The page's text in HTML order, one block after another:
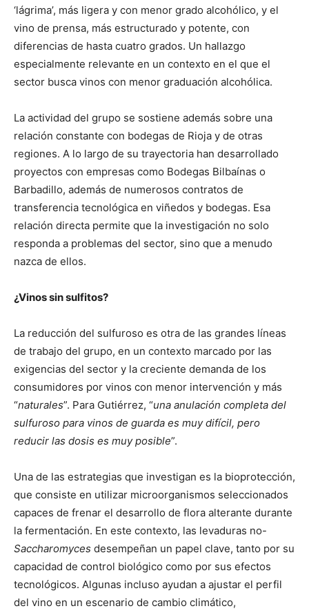
‘lágrima’, más ligera y con menor grado alcohólico, y el
vino de prensa, más estructurado y potente, con
diferencias de hasta cuatro grados. Un hallazgo
especialmente relevante en un contexto en el que el
sector busca vinos con menor graduación alcohólica.
La actividad del grupo se sostiene además sobre una
relación constante con bodegas de Rioja y de otras
regiones. A lo largo de su trayectoria han desarrollado
proyectos con empresas como Bodegas Bilbaínas o
Barbadillo, además de numerosos contratos de
transferencia tecnológica en viñedos y bodegas. Esa
relación directa permite que la investigación no solo
responda a problemas del sector, sino que a menudo
nazca de ellos.
¿Vinos sin sulfitos?
La reducción del sulfuroso es otra de las grandes líneas
de trabajo del grupo, en un contexto marcado por las
exigencias del sector y la creciente demanda de los
consumidores por vinos con menor intervención y más
“naturales”. Para Gutiérrez, “una anulación completa del
sulfuroso para vinos de guarda es muy difícil, pero
reducir las dosis es muy posible”.
Una de las estrategias que investigan es la bioprotección,
que consiste en utilizar microorganismos seleccionados
capaces de frenar el desarrollo de flora alterante durante
la fermentación. En este contexto, las levaduras no-
Saccharomyces desempeñan un papel clave, tanto por su
capacidad de control biológico como por sus efectos
tecnológicos. Algunas incluso ayudan a ajustar el perfil
del vino en un escenario de cambio climático,